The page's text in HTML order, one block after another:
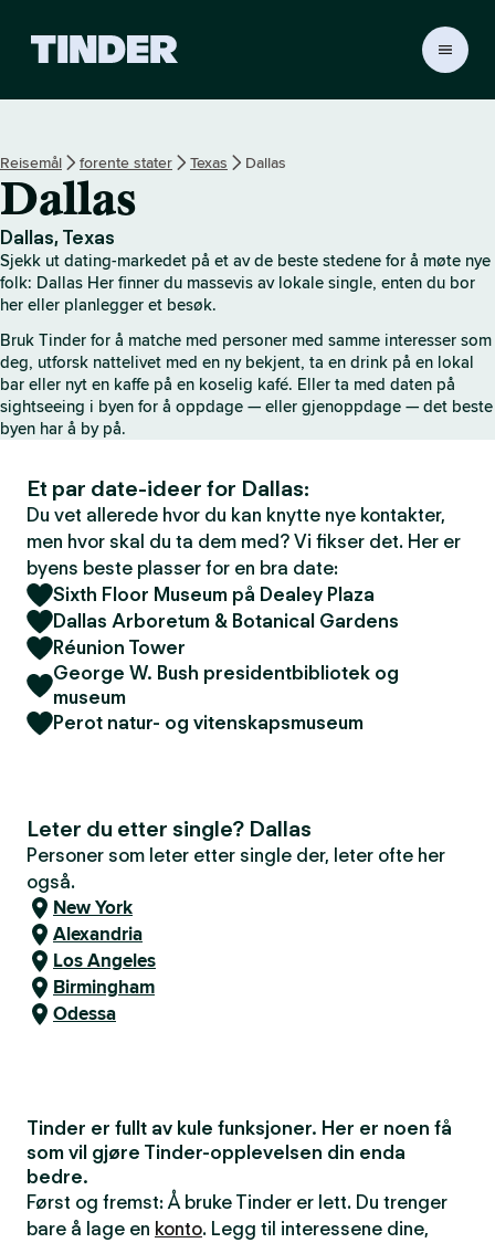
r
e
m
m
s
i
d
e
Reisemål forente stater Texas Dallas
Dallas
Dallas, Texas
Sjekk ut dating-markedet på et av de beste stedene for å møte nye
folk: Dallas Her finner du massevis av lokale single, enten du bor
her eller planlegger et besøk.
Bruk Tinder for å matche med personer med samme interesser som
deg, utforsk nattelivet med en ny bekjent, ta en drink på en lokal
bar eller nyt en kaffe på en koselig kafé. Eller ta med daten på
sightseeing i byen for å oppdage — eller gjenoppdage — det beste
byen har å by på.
Et par date-ideer for Dallas:
Du vet allerede hvor du kan knytte nye kontakter,
men hvor skal du ta dem med? Vi fikser det. Her er
byens beste plasser for en bra date:
Sixth Floor Museum på Dealey Plaza
Dallas Arboretum & Botanical Gardens
Réunion Tower
George W. Bush presidentbibliotek og
museum
Perot natur- og vitenskapsmuseum
Leter du etter single? Dallas
Personer som leter etter single der, leter ofte her
også.
New York
Alexandria
Los Angeles
Birmingham
Odessa
Tinder er fullt av kule funksjoner. Her er noen få
som vil gjøre Tinder-opplevelsen din enda
bedre.
Først og fremst: Å bruke Tinder er lett. Du trenger
bare å lage en konto. Legg til interessene dine,